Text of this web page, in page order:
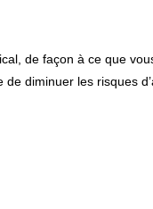
de façon à ce que
de diminuer les risques